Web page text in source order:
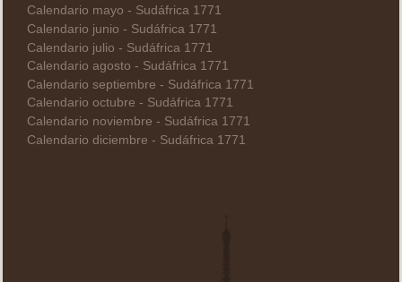
Calendario mayo - Sudáfrica 1771
Calendario junio - Sudáfrica 1771
Calendario julio - Sudáfrica 1771
Calendario agosto - Sudáfrica 1771
Calendario septiembre - Sudáfrica 1771
Calendario octubre - Sudáfrica 1771
Calendario noviembre - Sudáfrica 1771
Calendario diciembre - Sudáfrica 1771